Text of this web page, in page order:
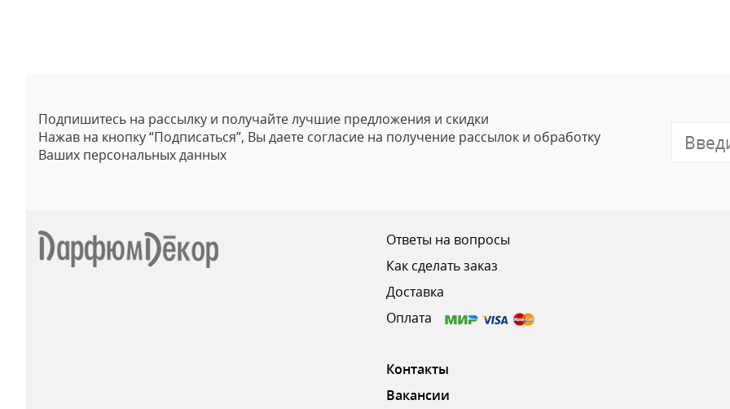
Подпишитесь на рассылку и получайте лучшие предложения и скидки
Нажав на кнопку “Подписаться”, Вы даете согласие на получение рассылок и обработку
Ваших персональных данных
Ответы на вопросы
Как сделать заказ
Доставка
Оплата
Контакты
Вакансии